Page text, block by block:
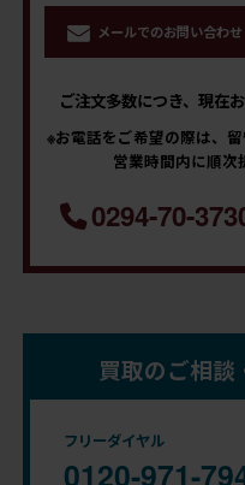
メールでのお問い合わせ
ご注文多数につき、現在
※お電話をご希望の際は、
営業時間内に順次
0294-70-
買取のご相談
フリーダイヤル
0120-971-